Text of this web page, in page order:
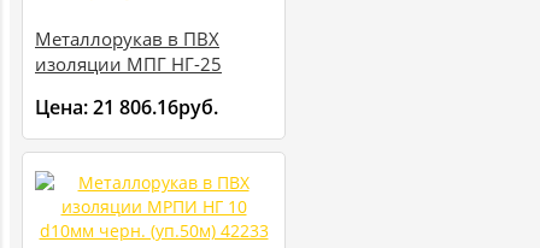
Металлорукав в ПВХ
изоляции МПГ НГ-25
42813
Цена:21 806.16руб.